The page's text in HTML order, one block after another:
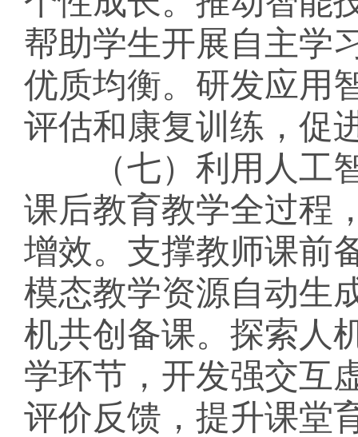
帮助学生开展自主学
优质均衡。研发应用
评估和康复训练，促
（七）利用人工智
课后教育教学全过程
增效。支撑教师课前
模态教学资源自动生
机共创备课。探索人
学环节，开发强交互
评价反馈，提升课堂